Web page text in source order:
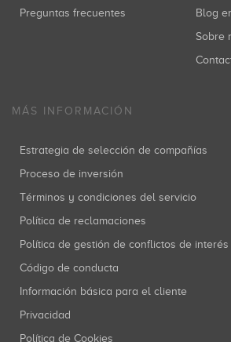
Preguntas frecuentes
Blog
MÁS INFORMACIÓN
Estrategia de selección de compañías
Proceso de inversión
Términos y condiciones del servicio
Política de reclamaciones
Política de gestión de conflictos de interés
Código de conducta
Información básica para el cliente
Privacidad
Política de Cookies